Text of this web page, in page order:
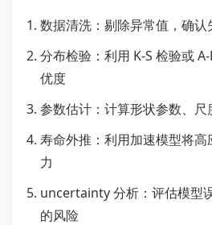
数据清洗：剔除异常值，确认
分布检验：利用 K-S 检验或
优度
参数估计：计算形状参数、尺
寿命外推：利用加速模型将
力
uncertainty 分析：评估模型
的风险